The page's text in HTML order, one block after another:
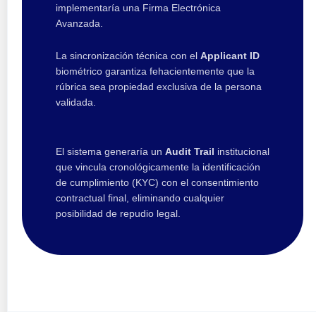
implementaría una Firma Electrónica
Avanzada.
La sincronización técnica con el Applicant ID
biométrico garantiza fehacientemente que la
rúbrica sea propiedad exclusiva de la persona
validada.
El sistema generaría un Audit Trail institucional
que vincula cronológicamente la identificación
de cumplimiento (KYC) con el consentimiento
contractual final, eliminando cualquier
posibilidad de repudio legal.